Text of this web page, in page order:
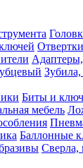
Биты и
мебель
Баллонные
Сверла,